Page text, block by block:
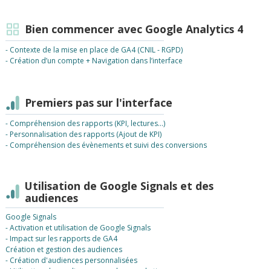
Bien commencer avec Google Analytics 4
- Contexte de la mise en place de GA4 (CNIL - RGPD)
- Création d’un compte + Navigation dans l’interface
Premiers pas sur l'interface
- Compréhension des rapports (KPI, lectures…)
- Personnalisation des rapports (Ajout de KPI)
- Compréhension des évènements et suivi des conversions
Utilisation de Google Signals et des
audiences
Google Signals
- Activation et utilisation de Google Signals
- Impact sur les rapports de GA4
Création et gestion des audiences
- Création d'audiences personnalisées